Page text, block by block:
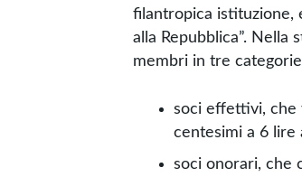
filantropica istituzione,
alla Repubblica”. Nella
membri in tre
soci effettivi, che
centesimi a 6 lire
soci onorari, che